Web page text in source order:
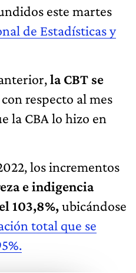
este martes
de Estadísticas y
la CBT se
con respecto al mes
la CBA lo hizo en
los incrementos
e indigencia
103,8%,ubicándose
total que se